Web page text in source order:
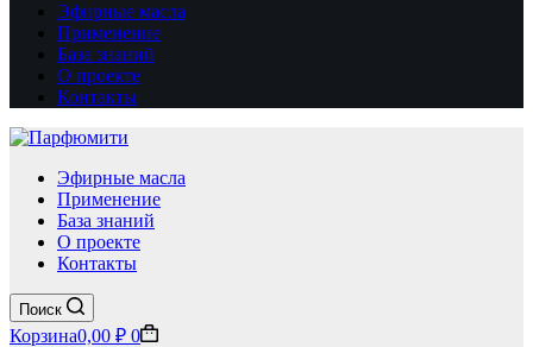
Эфирные масла
Применение
База знаний
О проекте
Контакты
Эфирные масла
Применение
База знаний
О проекте
Контакты
Поиск
Корзина0,00 ₽ 0